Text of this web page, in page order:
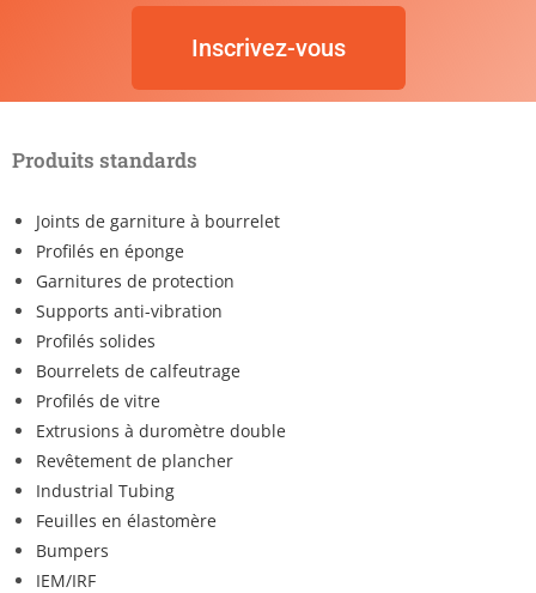
Inscrivez-vous
Produits standards
Joints de garniture à bourrelet
Profilés en éponge
Garnitures de protection
Supports anti-vibration
Profilés solides
Bourrelets de calfeutrage
Profilés de vitre
Extrusions à duromètre double
Revêtement de plancher
Industrial Tubing
Feuilles en élastomère
Bumpers
IEM/IRF